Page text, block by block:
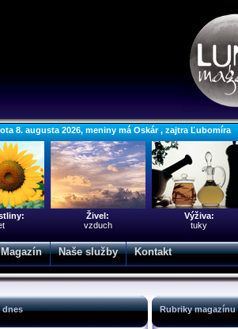
8. augusta 2026, meniny má Oskár , zajtra Ľubomíra
Živel:
vzduch
Výživa:
tuky
Magazín Naše služby Kontakt
dnes Rubriky magazínu